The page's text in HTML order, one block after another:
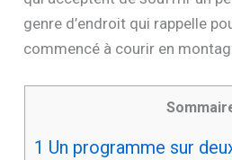
genre d’endroit qui rappelle
commencé à courir en
1 Un programme sur